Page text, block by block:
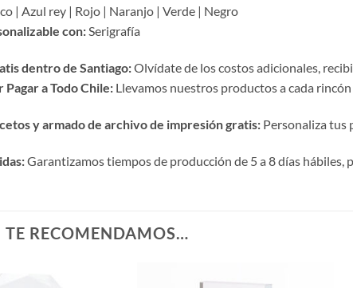
| Azul rey | Rojo | Naranjo | Verde | Negro
con:Serigrafía
dentro de Santiago:Olvídate de los costos adicionales,
Pagar a Todo Chile: Llevamos nuestros productos a cada
y armado de archivo de impresión gratis: Personaliza tus
Garantizamos tiempos de producción de 5 a 8 días
RECOMENDAMOS…